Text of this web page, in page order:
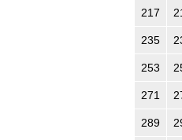
217
235
253
271
289